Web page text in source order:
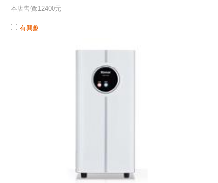
本店售價:12400元
有興趣